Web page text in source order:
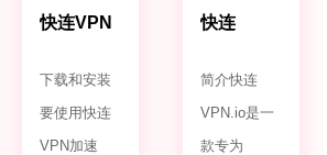
快连VPN
网知乎
下载和安装
要使用快连
VPN加速
快连
android
简介快连
VPN.io是一
款专为